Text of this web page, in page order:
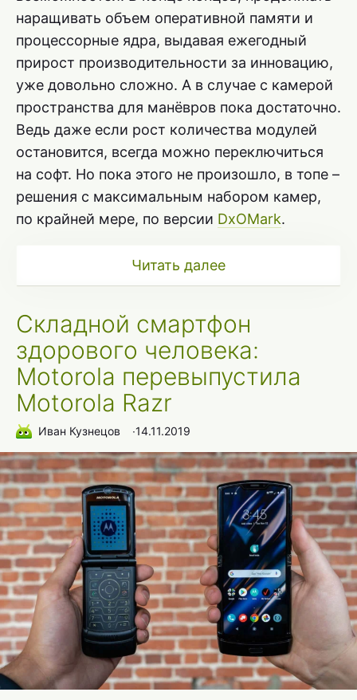
наращивать объем оперативной памяти и
процессорные ядра, выдавая ежегодный
прирост производительности за инновацию,
уже довольно сложно. А в случае с камерой
пространства для манёвров пока достаточно.
Ведь даже если рост количества модулей
остановится, всегда можно переключиться
на софт. Но пока этого не произошло, в топе –
решения с максимальным набором камер,
по крайней мере, по версии DxOMark.
Читать далее
Складной смартфон
здорового человека:
Motorola перевыпустила
Motorola Razr
Иван Кузнецов ∙14.11.2019